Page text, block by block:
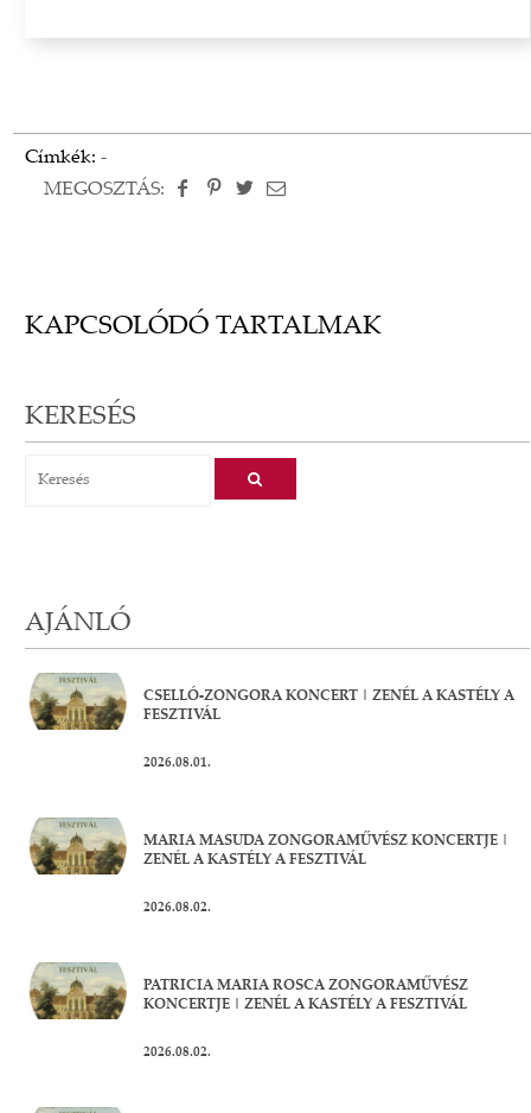
Címkék: -
MEGOSZTÁS:
KAPCSOLÓDÓ TARTALMAK
KERESÉS
AJÁNLÓ
CSELLÓ-ZONGORA KONCERT | ZENÉL A KASTÉLY A
FESZTIVÁL
2026.08.01.
MARIA MASUDA ZONGORAMŰVÉSZ KONCERTJE |
ZENÉL A KASTÉLY A FESZTIVÁL
2026.08.02.
PATRICIA MARIA ROSCA ZONGORAMŰVÉSZ
KONCERTJE | ZENÉL A KASTÉLY A FESZTIVÁL
2026.08.02.